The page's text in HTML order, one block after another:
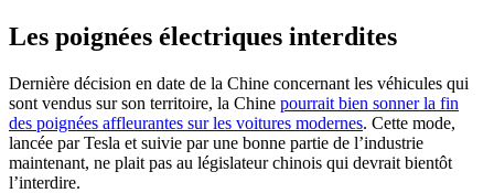
Les poignées électriques interdites
Dernière décision en date de la Chine concernant les véhicules qui
sont vendus sur son territoire, la Chine pourrait bien sonner la fin
des poignées affleurantes sur les voitures modernes. Cette mode,
lancée par Tesla et suivie par une bonne partie de l’industrie
maintenant, ne plait pas au législateur chinois qui devrait bientôt
l’interdire.